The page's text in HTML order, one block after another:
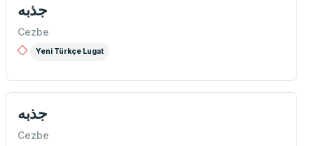
جذبه
Cezbe
Yeni Türkçe Lugat
جذبه
Cezbe